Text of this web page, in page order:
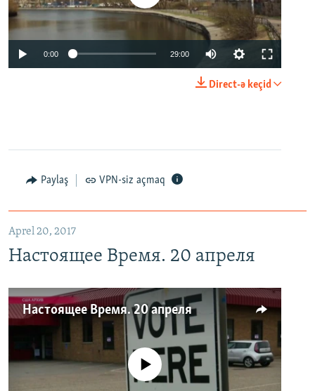
0:00 29:00
Direct-ə keçid
Paylaş VPN-siz açmaq
Aprel 20, 2017
Настоящее Время. 20 апреля
Настоящее Время. 20 апреля
No media source currently available